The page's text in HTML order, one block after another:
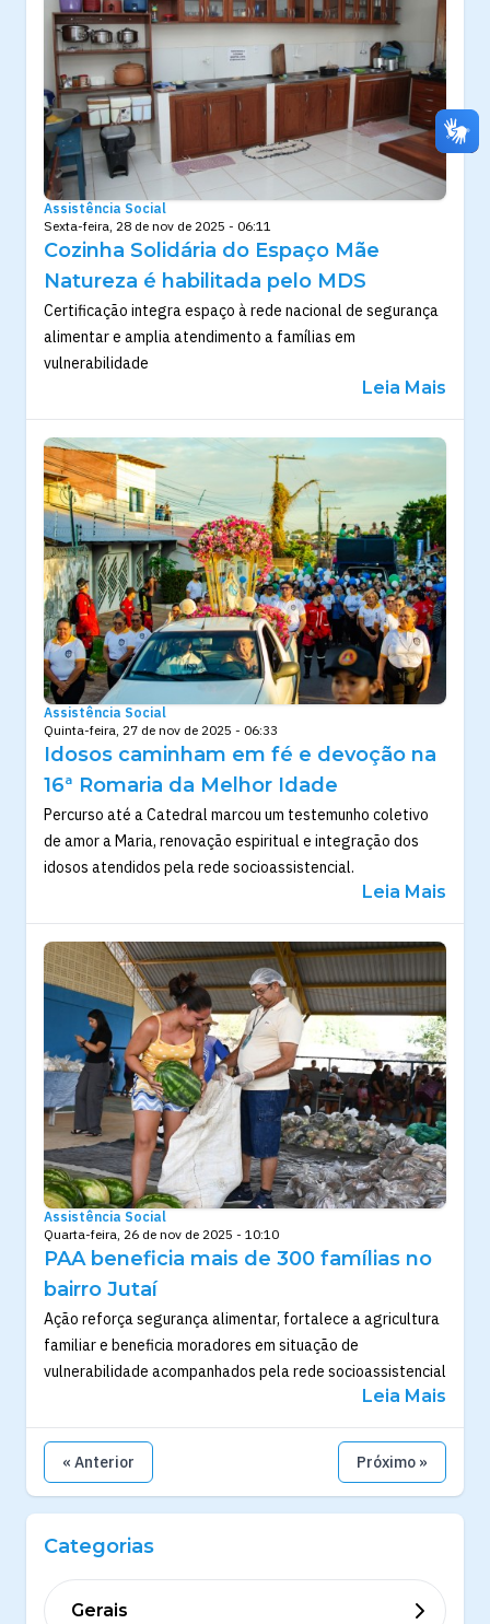
Assistência Social
Sexta-feira, 28 de nov de 2025 - 06:11
Cozinha Solidária do Espaço Mãe
Natureza é habilitada pelo MDS
Certificação integra espaço à rede nacional de segurança
alimentar e amplia atendimento a famílias em
vulnerabilidade
Leia Mais
Assistência Social
Quinta-feira, 27 de nov de 2025 - 06:33
Idosos caminham em fé e devoção na
16ª Romaria da Melhor Idade
Percurso até a Catedral marcou um testemunho coletivo
de amor a Maria, renovação espiritual e integração dos
idosos atendidos pela rede socioassistencial.
Leia Mais
Assistência Social
Quarta-feira, 26 de nov de 2025 - 10:10
PAA beneficia mais de 300 famílias no
bairro Jutaí
Ação reforça segurança alimentar, fortalece a agricultura
familiar e beneficia moradores em situação de
vulnerabilidade acompanhados pela rede socioassistencial
Leia Mais
« Anterior Próximo »
Categorias
Gerais